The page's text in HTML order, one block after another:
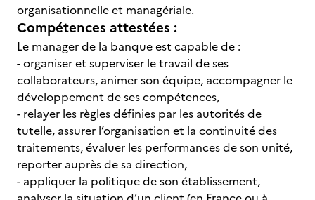
organisationnelle et managériale.
Compétences attestées :
Le manager de la banque est capable de :
- organiser et superviser le travail de ses
collaborateurs, animer son équipe, accompagner le
développement de ses compétences,
- relayer les règles définies par les autorités de
tutelle, assurer l’organisation et la continuité des
traitements, évaluer les performances de son unité,
reporter auprès de sa direction,
- appliquer la politique de son établissement,